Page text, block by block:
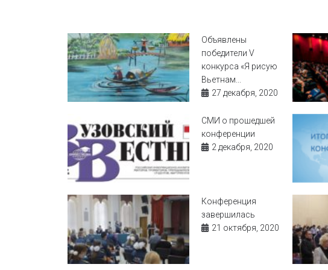
Объявлены
победители V
конкурса «Я рисую
Вьетнам...
27 декабря, 2020
СМИ о прошедшей
конференции
2 декабря, 2020
Конференция
завершилась
21 октября, 2020